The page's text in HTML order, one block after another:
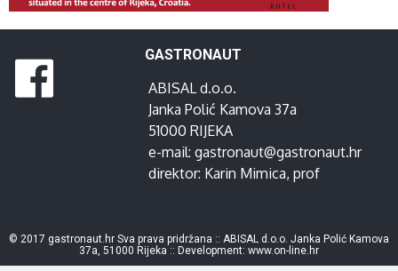
GASTRONAUT
ABISAL d.o.o.
Janka Polić Kamova 37a
51000 RIJEKA
e-mail: gastronaut@gastronaut.hr
direktor: Karin Mimica, prof
© 2017 gastronaut.hr Sva prava pridržana :: ABISAL d.o.o. Janka Polić Kamova
37a, 51000 Rijeka :: Development: www.on-line.hr